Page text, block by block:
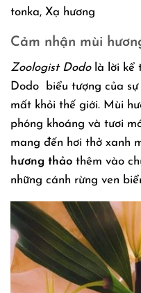
tonka, Xạ hương
Cảm nhận mùi
Zoologist Dodolà lời kể
Dodo biểu tượng của
mất khỏi thế giới. Mùi
phóng khoáng và tươi
mang đến hơi thở xanh
hương thảo thêm vào
những cánh rừng ven